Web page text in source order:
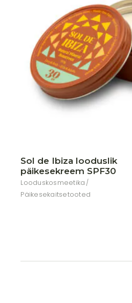
Sol de Ibiza looduslik
päikesekreem SPF30
Looduskosmeetika
Päikesekaitsetooted